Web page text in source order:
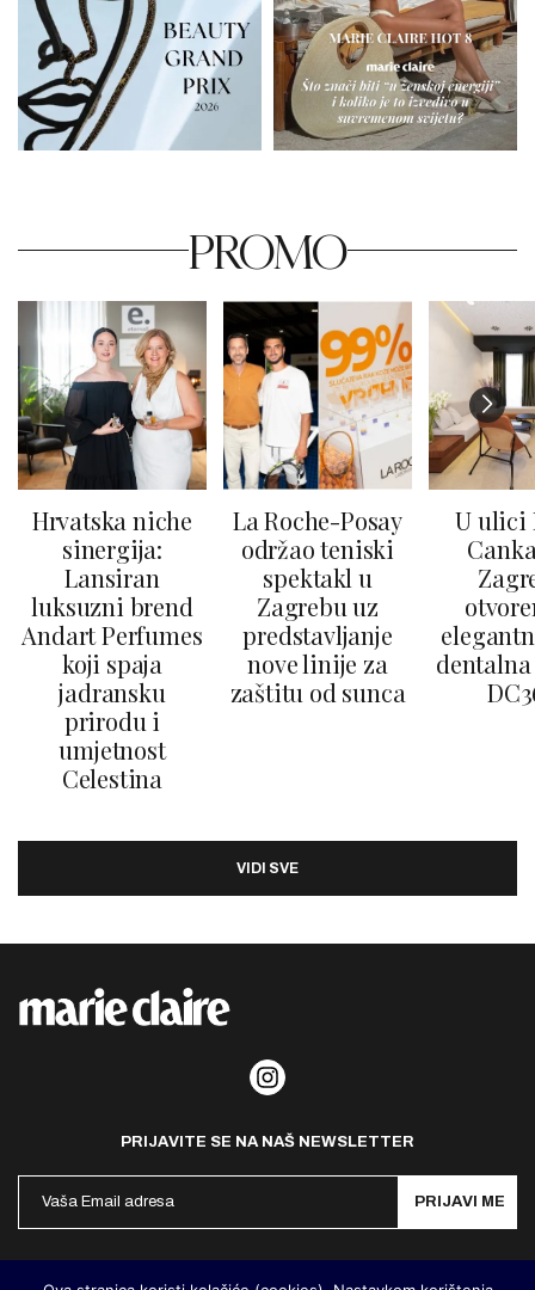
PROMO
Hrvatska niche
sinergija:
Lansiran
luksuzni brend
Andart Perfumes
koji spaja
jadransku
prirodu i
umjetnost
Celestina
La Roche-Posay
održao teniski
spektakl u
Zagrebu uz
predstavljanje
nove linije za
zaštitu od sunca
U ulici
VIDI SVE
PRIJAVITE SE NA NAŠ NEWSLETTER
PRIJAVI ME